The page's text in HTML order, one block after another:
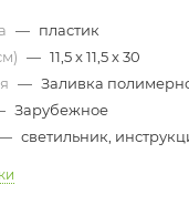
— пластик
— 11,5 x 11,5 x 30
— Заливка
Зарубежное
светильник,